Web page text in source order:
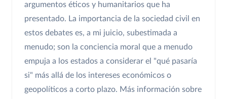
argumentos éticos y humanitarios que ha
presentado. La importancia de la sociedad civil en
estos debates es, a mi juicio, subestimada a
menudo; son la conciencia moral que a menudo
empuja a los estados a considerar el "qué pasaría
si" más allá de los intereses económicos o
geopolíticos a corto plazo. Más información sobre